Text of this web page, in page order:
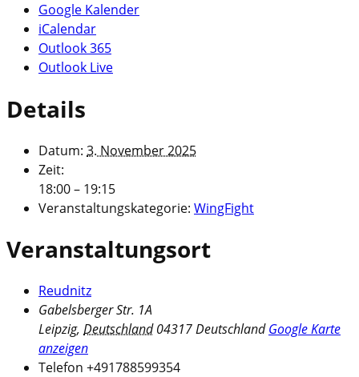
Google Kalender
iCalendar
Outlook 365
Outlook Live
Details
Datum: 3. November 2025
Zeit:
18:00 – 19:15
Veranstaltungskategorie: WingFight
Veranstaltungsort
Reudnitz
Gabelsberger Str. 1A
Leipzig, Deutschland 04317Deutschland Google Karte
anzeigen
Telefon +491788599354